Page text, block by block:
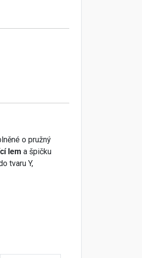
o pružný
lem a špičku
tvaru Y,